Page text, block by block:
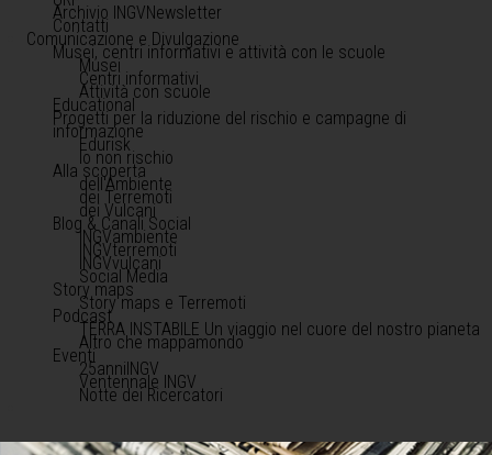
Archivio INGVNewsletter
Contatti
Comunicazione e Divulgazione
Musei, centri informativi e attività con le scuole
Musei
Centri informativi
Attività con scuole
Educational
Progetti per la riduzione del rischio e campagne di
informazione
Edurisk
Io non rischio
Alla scoperta
dell'Ambiente
dei Terremoti
dei Vulcani
Blog & Canali Social
INGVambiente
INGVterremoti
INGVvulcani
Social Media
Story maps
Story maps e Terremoti
Podcast
TERRA INSTABILE Un viaggio nel cuore del nostro pianeta
Altro che mappamondo
Eventi
25anniINGV
Ventennale INGV
Notte dei Ricercatori